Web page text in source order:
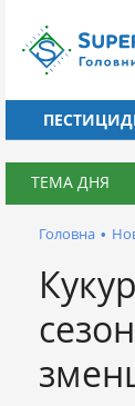
ТЕМА ДНЯ
Головна •